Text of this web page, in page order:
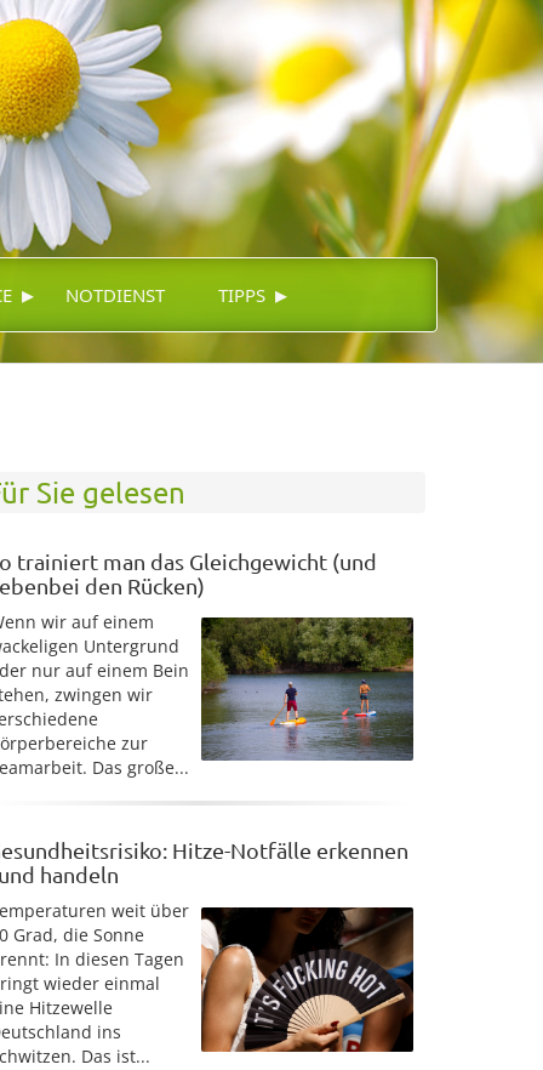
▸ NOTDIENST TIPPS ▸
Sie gelesen
trainiert man das Gleichgewicht (und
den Rücken)
wir auf einem
Untergrund
nur auf einem Bein
zwingen wir
zur
Das große...
Hitze-Notfälle erkennen
handeln
weit über
Grad, die Sonne
In diesen Tagen
wieder einmal
Hitzewelle
ins
Das ist...